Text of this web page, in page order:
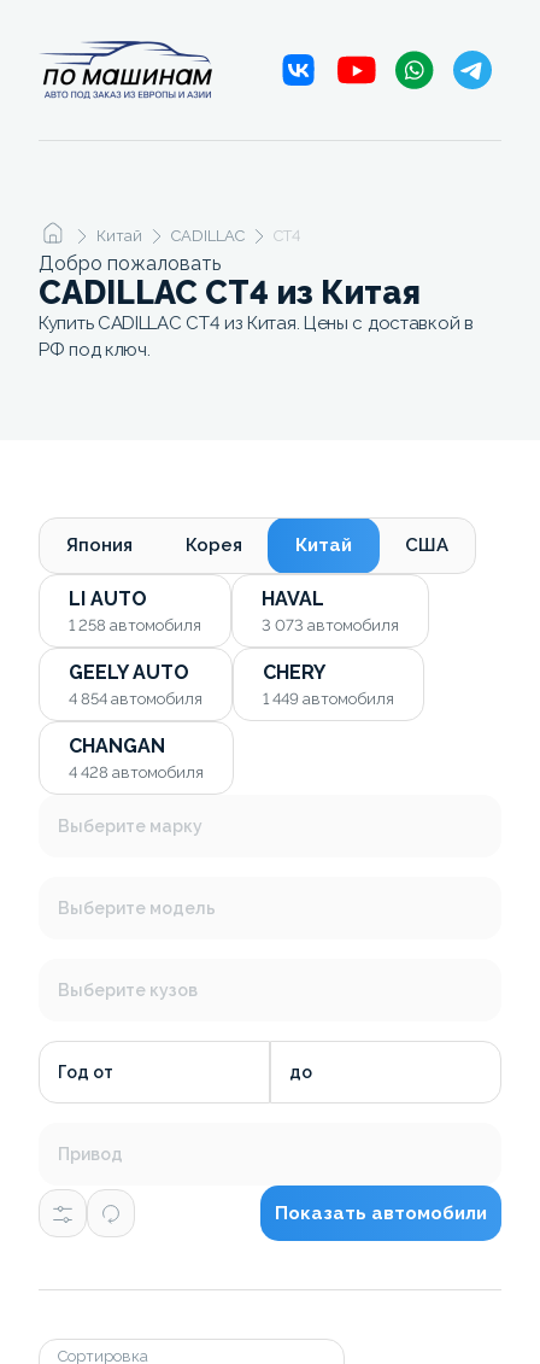
Китай CADILLAC CT4
Добро пожаловать
CADILLAC CT4 из Китая
Купить CADILLAC CT4 из Китая. Цены с доставкой в
РФ под ключ.
Япония Корея Китай США
LI AUTO
1 258 автомобиля
HAVAL
3 073 автомобиля
GEELY AUTO
4 854 автомобиля
CHERY
1 449 автомобиля
CHANGAN
4 428 автомобиля
Выберите марку
Выберите модель
Выберите кузов
Год от до
Привод
Показать автомобили
Сортировка